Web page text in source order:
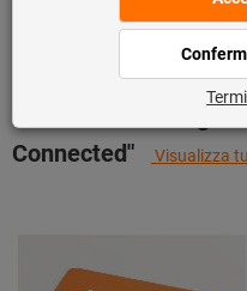
Download &
Della stessa famiglia
Connected"
Visualizza